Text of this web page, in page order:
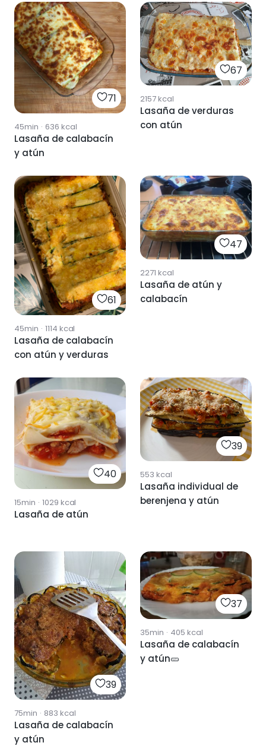
71
45min · 636 kcal
Lasaña de calabacín
y atún
67
2157kcal
Lasaña de verduras
con atún
61
45min · 1114 kcal
Lasaña de calabacín
con atún y verduras
47
2271 kcal
Lasaña de atún y
calabacín
40
15min · 1029 kcal
Lasaña de atún
39
553 kcal
Lasaña individual de
berenjena y atún
39
75min · 883 kcal
Lasaña de calabacín
y atún
37
35min · 405 kcal
Lasaña de calabacín
y atún🥒